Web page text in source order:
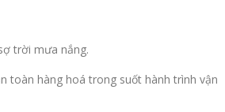
trời mưa nắng.
toàn hàng hoá trong suốt hành trình vận